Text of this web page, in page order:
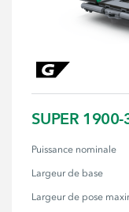
SUPER 1900-
Puissance nominale
Largeur de base
Largeur de pose